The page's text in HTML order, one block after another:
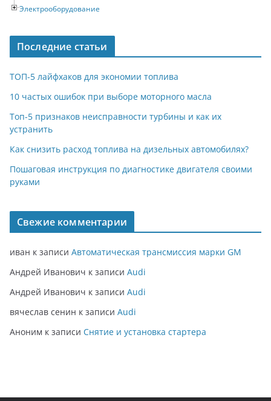
Электрооборудование
Последние статьи
ТОП-5 лайфхаков для экономии топлива
10 частых ошибок при выборе моторного масла
Топ-5 признаков неисправности турбины и как их
устранить
Как снизить расход топлива на дизельных автомобилях?
Пошаговая инструкция по диагностике двигателя своими
руками
Свежие комментарии
иван к записи Автоматическая трансмиссия марки GM
Андрей Иванович к записи Audi
Андрей Иванович к записи Audi
вячеслав сенин к записи Audi
Аноним к записи Снятие и установка стартера